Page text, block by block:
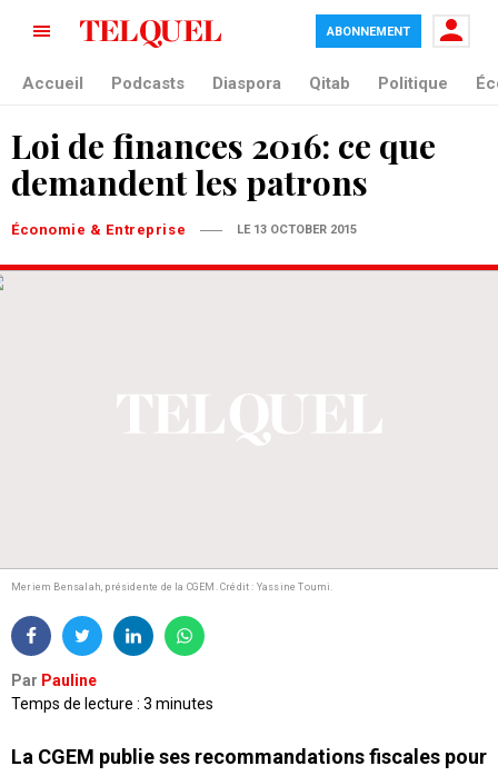
ABONNEMENT
Accueil Podcasts Diaspora Qitab Politique
Loi de finances 2016: ce que
demandent les patrons
Économie & Entreprise LE 13 OCTOBER 2015
Meriem Bensalah, présidente de la CGEM. Crédit : Yassine Toumi.
Par Pauline
Temps de lecture : 3 minutes
La CGEM publie ses recommandations fiscales pour